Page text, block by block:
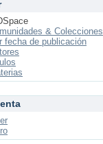
& Colecciones
fecha de publicación